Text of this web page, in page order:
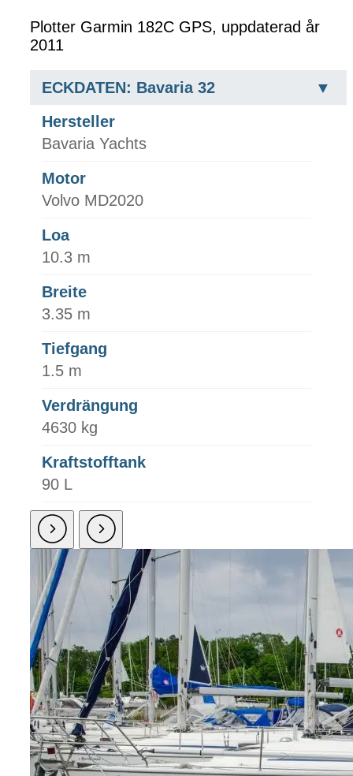
Plotter Garmin 182C GPS, uppdaterad år
2011
ECKDATEN: Bavaria 32
Hersteller
Bavaria Yachts
Motor
Volvo MD2020
Loa
10.3 m
Breite
3.35 m
Tiefgang
1.5 m
Verdrängung
4630 kg
Kraftstofftank
90 L